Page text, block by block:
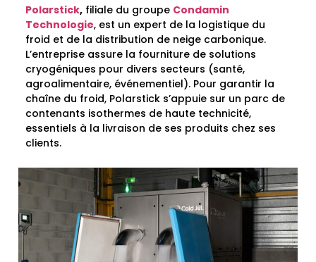
Polarstick, filiale du groupe Condamin
Technologie, est un expert de la logistique du
froid et de la distribution de neige carbonique.
L’entreprise assure la fourniture de solutions
cryogéniques pour divers secteurs (santé,
agroalimentaire, événementiel). Pour garantir la
chaîne du froid, Polarstick s’appuie sur un parc de
contenants isothermes de haute technicité,
essentiels à la livraison de ses produits chez ses
clients.